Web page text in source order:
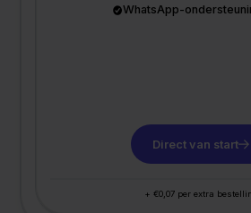
WhatsApp-
Direct van start
+ €0,07 per extra